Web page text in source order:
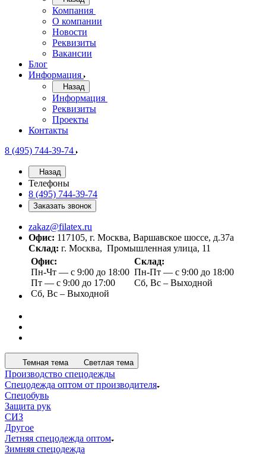
Компания
О компании
Новости
Реквизиты
Вакансии
Блог
Информация
Назад
Информация
Реквизиты
Проекты
Контакты
8 (495) 744-39-74
Назад
Телефоны
8 (495) 744-39-74
Заказать звонок
zakaz@filatex.ru
Офис: 117105, г. Москва, Варшавское шоссе, д.37а
Склад: г. Москва, Промышленная улица, 11
Офис:
Пн-Чт — с 9:00 до 18:00
Пт — с 9:00 до 17:00
Сб, Вс – Выходной
Склад:
Пн-Пт — с 9:00 до 18:00
Сб, Вс – Выходной
Темная тема Светлая тема
Производство спецодежды
Спецодежда оптом от производителя
Спецобувь
Защита рук
СИЗ
Другое
Летняя спецодежда оптом
Зимняя спецодежда